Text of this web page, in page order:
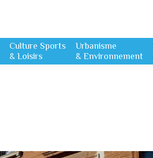
Culture Sports
& Loisirs
Urbanisme
& Environnement